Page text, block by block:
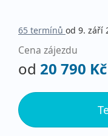
65 termínů od 9. září
Cena zájezdu
od 20 790 Kč